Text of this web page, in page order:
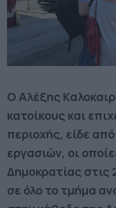
Ο Αλέξης
κατοίκους και
περιοχής, είδε
εργασιών, οι
Δημοκρατίας στις
σε όλο το τμήμα